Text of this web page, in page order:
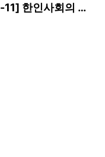
[2025-11-11] 한인2025-11-11] 한인사회의 뿌리를 찾아서